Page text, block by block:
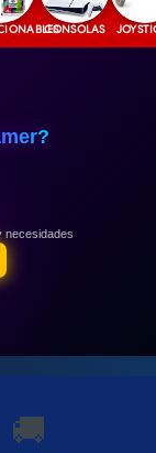
CONSOLAS
necesidades
🚚